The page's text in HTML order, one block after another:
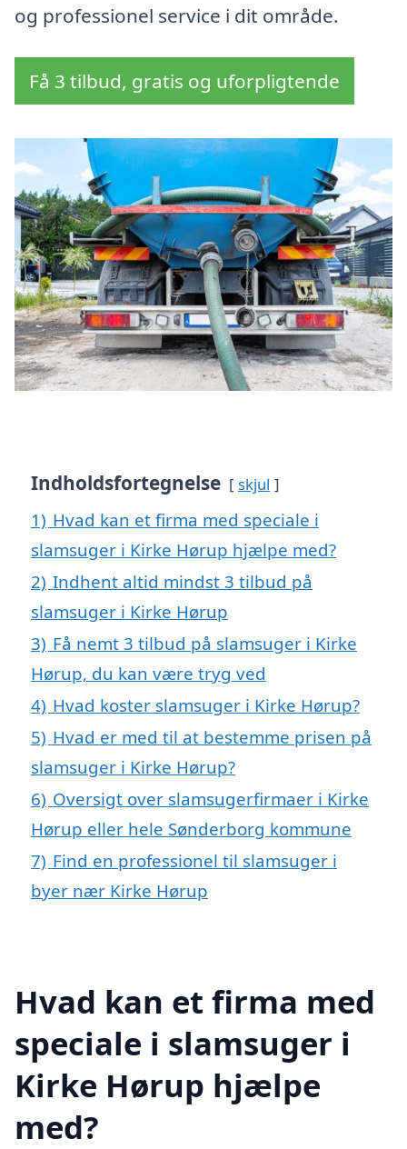
og professionel service i dit område.
Få 3 tilbud, gratis og uforpligtende
Indholdsfortegnelse skjul
1) Hvad kan et firma med speciale i
slamsuger i Kirke Hørup hjælpe med?
2) Indhent altid mindst 3 tilbud på
slamsuger i Kirke Hørup
3) Få nemt 3 tilbud på slamsuger i Kirke
Hørup, du kan være tryg ved
4) Hvad koster slamsuger i Kirke Hørup?
5) Hvad er med til at bestemme prisen på
slamsuger i Kirke Hørup?
6) Oversigt over slamsugerfirmaer i Kirke
Hørup eller hele Sønderborg kommune
7) Find en professionel til slamsuger i
byer nær Kirke Hørup
Hvad kan et firma med
speciale i slamsuger i
Kirke Hørup hjælpe
med?